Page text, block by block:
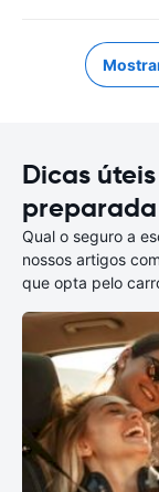
Dicas
preparada
Qual o seguro a
nossos artigos
que opta pelo